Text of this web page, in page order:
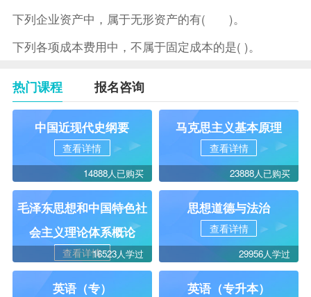
下列企业资产中，属于无形资产的有( )。
下列各项成本费用中，不属于固定成本的是( )。
热门课程 报名咨询
中国近现代史纲要
查看详情
14888人已购买
马克思主义基本原理
查看详情
23888人已购买
毛泽东思想和中国特色社
会主义理论体系概论
查看详情16523人学过
思想道德与法治
查看详情
29956人学过
英语（专） 英语（专升本）